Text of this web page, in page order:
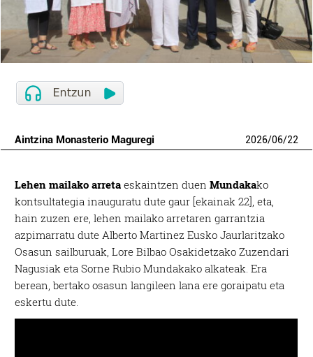
Aintzina Monasterio Maguregi 2026/06/22
Lehen mailako arreta eskaintzen duen Mundakako
kontsultategia inauguratu dute gaur [ekainak 22], eta,
hain zuzen ere, lehen mailako arretaren garrantzia
azpimarratu dute Alberto Martinez Eusko Jaurlaritzako
Osasun sailburuak, Lore Bilbao Osakidetzako Zuzendari
Nagusiak eta Sorne Rubio Mundakako alkateak. Era
berean, bertako osasun langileen lana ere goraipatu eta
eskertu dute.